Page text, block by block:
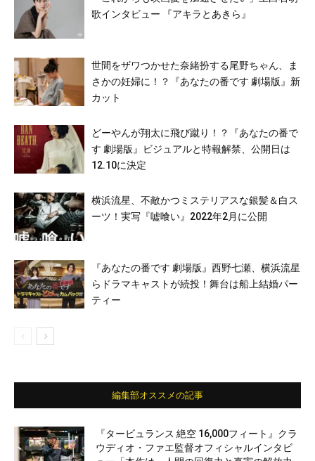
歌インタビュー 『アキラとあきら』
世間をザワつかせた奈緒扮する尾野ちゃん、ま
さかの妊婦に！？『あなたの番です 劇場版』新
カット
どーやんが翔太に飛び蹴り！？『あなたの番で
す 劇場版』ビジュアルと特報解禁、公開日は
12.10に決定
横浜流星、不敵かつミステリアスな銀髪＆白ス
ーツ！実写『嘘喰い』2022年2月に公開
『あなたの番です 劇場版』西野七瀬、横浜流星
らドラマキャストが続投！舞台は船上結婚パー
ティー
編集部オススメの記事
『タービュランス 絶空 16,000フィート』クラ
ウディオ・ファエ監督オフィシャルインタビ